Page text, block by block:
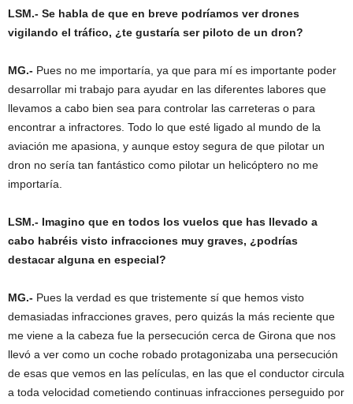
LSM.- Se habla de que en breve podríamos ver drones
vigilando el tráfico, ¿te gustaría ser piloto de un dron?
MG.- Pues no me importaría, ya que para mí es importante poder
desarrollar mi trabajo para ayudar en las diferentes labores que
llevamos a cabo bien sea para controlar las carreteras o para
encontrar a infractores. Todo lo que esté ligado al mundo de la
aviación me apasiona, y aunque estoy segura de que pilotar un
dron no sería tan fantástico como pilotar un helicóptero no me
importaría.
LSM.- Imagino que en todos los vuelos que has llevado a
cabo habréis visto infracciones muy graves, ¿podrías
destacar alguna en especial?
MG.- Pues la verdad es que tristemente sí que hemos visto
demasiadas infracciones graves, pero quizás la más reciente que
me viene a la cabeza fue la persecución cerca de Girona que nos
llevó a ver como un coche robado protagonizaba una persecución
de esas que vemos en las películas, en las que el conductor circula
a toda velocidad cometiendo continuas infracciones perseguido por